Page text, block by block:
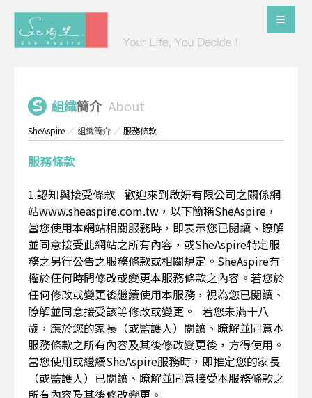
組織簡介 About
SheAspire ／組織簡介 ／服務條款
服務條款
1.認知與接受條款 歡迎來到啟妍有限公司之關係網
站www.sheaspire.com.tw，以下簡稱SheAspire，
當您使用本網站相關服務時，即表示您已閱讀、瞭解
並同意接受此網站之所有內容，或SheAspire特定服
務之另行公告之服務條款或相關規定。SheAspire有
權於任何時間修改或變更本服務條款之內容。若您於
任何修改或變更後繼續使用本服務，視為您已閱讀、
瞭解並同意接受該等修改或變更。 若您未滿十八
歲，應於您的家長（或監護人）閱讀、瞭解並同意本
服務條款之所有內容及其後修改變更後，方得使用。
當您使用或繼續SheAspire服務時，即推定您的家長
（或監護人）已閱讀、瞭解並同意接受本服務條款之
所有內容及其後修改變更。